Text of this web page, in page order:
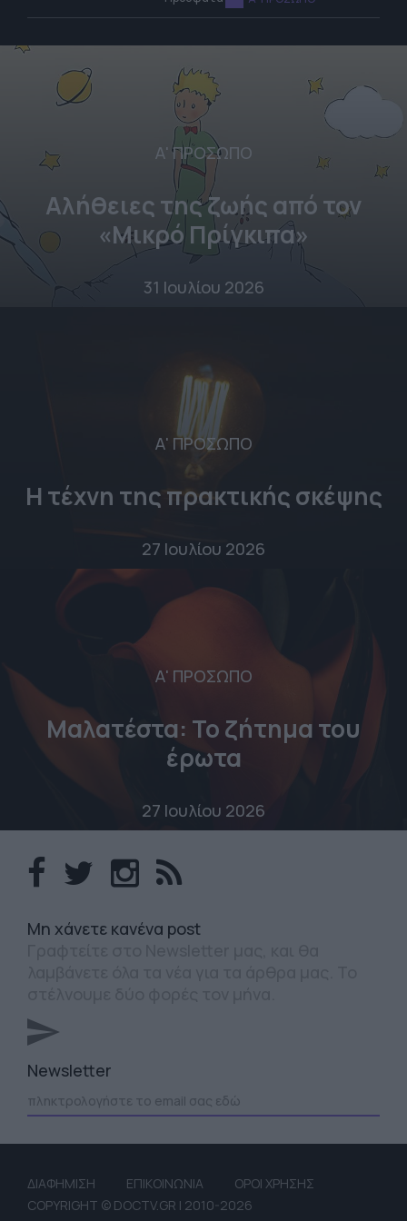
Α' ΠΡΟΣΩΠΟ
Αλήθειες της ζωής από τον
«Μικρό Πρίγκιπα»
31 Ιουλίου 2026
Α' ΠΡΟΣΩΠΟ
Η τέχνη της πρακτικής σκέψης
27 Ιουλίου 2026
Α' ΠΡΟΣΩΠΟ
Μαλατέστα: Το ζήτημα του
έρωτα
27 Ιουλίου 2026
Mη χάνετε κανένα post
Newsletter
ΔΙΑΦΗΜΙΣΗ ΕΠΙΚΟΙΝΩΝΙΑ
ΟΡΟΙ ΧΡΗΣΗΣ
COPYRIGHT © DOCTV.GR | 2010-2026